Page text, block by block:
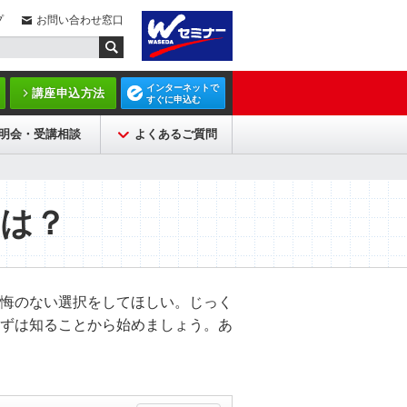
お問い合わせ窓口
講座申込方法
インターネットで
すぐに申込む
会・受講相談 よくあるご質問
？
のない選択をしてほしい。じっく
は知ることから始めましょう。あ